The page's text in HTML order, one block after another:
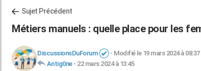
Sujet Précédent
Métiers manuels : quelle place pour les
DiscussionsDuForum - Modifié le 19 mars 2024 à 08:37
Antig0ne- 22 mars 2024 à 13:45